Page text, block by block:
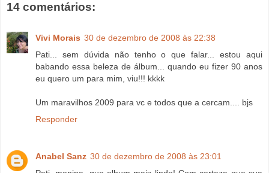
14 comentários:
Vivi Morais 30 de dezembro de 2008 às 22:38
Pati... sem dúvida não tenho o que falar... estou aqui
babando essa beleza de álbum... quando eu fizer 90 anos
eu quero um para mim, viu!!! kkkk
Um maravilhos 2009 para vc e todos que a cercam.... bjs
Responder
Anabel Sanz 30 de dezembro de 2008 às 23:01